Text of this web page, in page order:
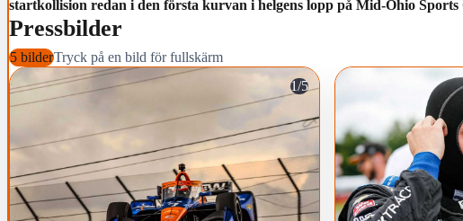
startkollision redan i den första kurvan i helgens lopp på Mid-Ohio
Pressbilder
5 bilderTryck på en bild för fullskärm
1/5